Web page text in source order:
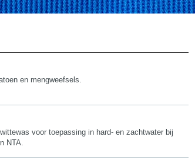
en mengweefsels.
voor toepassing in hard- en zachtwater bij
NTA.